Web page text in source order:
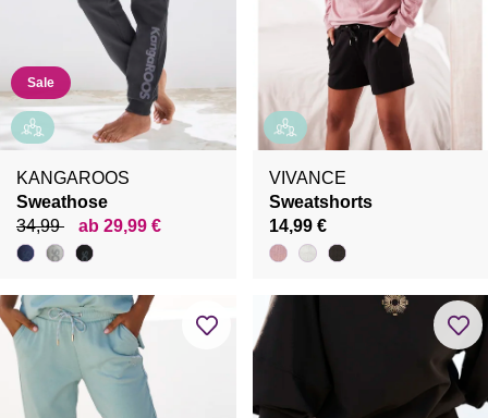
Sale
KANGAROOS
Sweathose
34,99
ab 29,99 €
VIVANCE
Sweatshorts
14,99 €